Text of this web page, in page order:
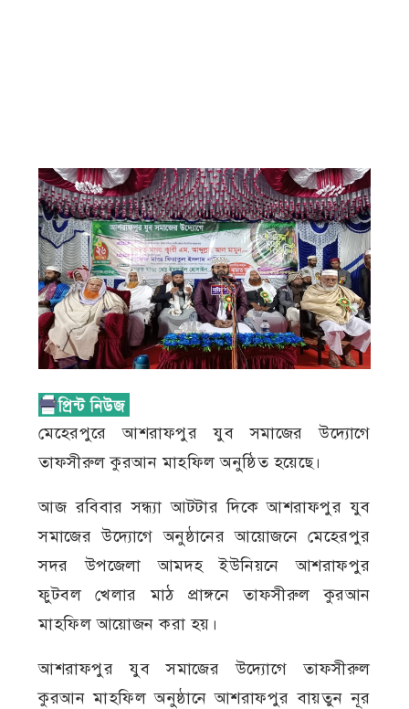
মেহেরপুরে আশরাফপুর যুব সমাজের উদ্যোগে
তাফসীরুল কুরআন মাহফিল অনুষ্ঠিত হয়েছে।
আজ রবিবার সন্ধ্যা আটটার দিকে আশরাফপুর যুব
সমাজের উদ্যোগে অনুষ্ঠানের আয়োজনে মেহেরপুর
সদর উপজেলা আমদহ ইউনিয়নে আশরাফপুর
ফুটবল খেলার মাঠ প্রাঙ্গনে তাফসীরুল কুরআন
মাহফিল আয়োজন করা হয়।
আশরাফপুর যুব সমাজের উদ্যোগে তাফসীরুল
কুরআন মাহফিল অনুষ্ঠানে আশরাফপুর বায়তুন নূর